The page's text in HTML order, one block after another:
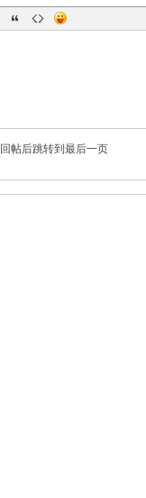
回帖后跳转到最后一页